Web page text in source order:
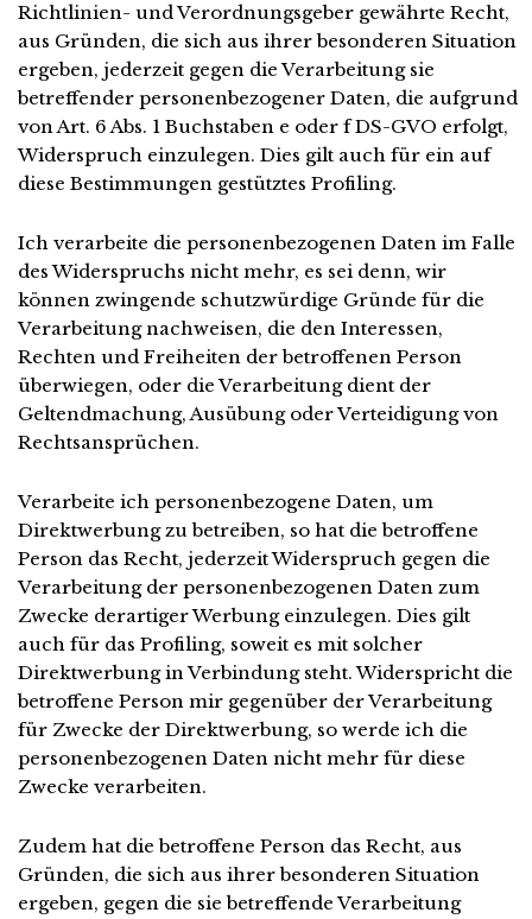
Richtlinien- und Verordnungsgeber gewährte Recht,
aus Gründen, die sich aus ihrer besonderen Situation
ergeben, jederzeit gegen die Verarbeitung sie
betreffender personenbezogener Daten, die aufgrund
von Art. 6 Abs. 1 Buchstaben e oder f DS-GVO erfolgt,
Widerspruch einzulegen. Dies gilt auch für ein auf
diese Bestimmungen gestütztes Profiling.
Ich verarbeite die personenbezogenen Daten im Falle
des Widerspruchs nicht mehr, es sei denn, wir
können zwingende schutzwürdige Gründe für die
Verarbeitung nachweisen, die den Interessen,
Rechten und Freiheiten der betroffenen Person
überwiegen, oder die Verarbeitung dient der
Geltendmachung, Ausübung oder Verteidigung von
Rechtsansprüchen.
Verarbeite ich personenbezogene Daten, um
Direktwerbung zu betreiben, so hat die betroffene
Person das Recht, jederzeit Widerspruch gegen die
Verarbeitung der personenbezogenen Daten zum
Zwecke derartiger Werbung einzulegen. Dies gilt
auch für das Profiling, soweit es mit solcher
Direktwerbung in Verbindung steht. Widerspricht die
betroffene Person mir gegenüber der Verarbeitung
für Zwecke der Direktwerbung, so werde ich die
personenbezogenen Daten nicht mehr für diese
Zwecke verarbeiten.
Zudem hat die betroffene Person das Recht, aus
Gründen, die sich aus ihrer besonderen Situation
ergeben, gegen die sie betreffende Verarbeitung